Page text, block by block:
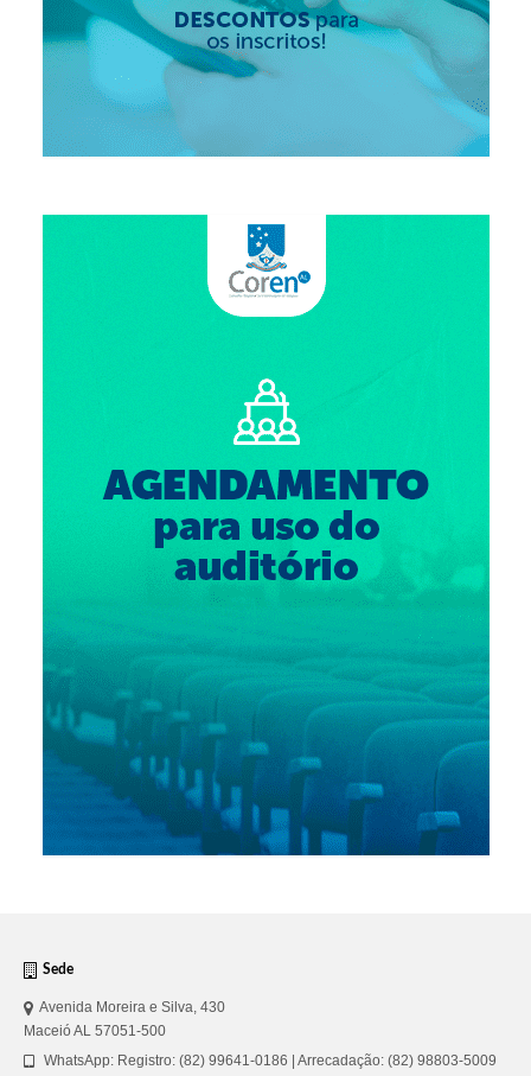
Sede
Avenida Moreira e Silva, 430
Maceió AL 57051-500
WhatsApp: Registro: (82) 99641-0186 | Arrecadação: (82) 98803-5009